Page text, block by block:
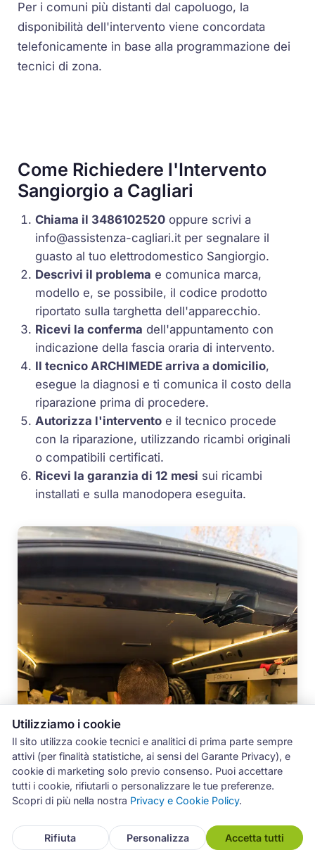
Per i comuni più distanti dal capoluogo, la
disponibilità dell'intervento viene concordata
telefonicamente in base alla programmazione dei
tecnici di zona.
Come Richiedere l'Intervento
Sangiorgio a Cagliari
Chiama il 3486102520 oppure scrivi a
info@assistenza-cagliari.it per segnalare il
guasto al tuo elettrodomestico Sangiorgio.
Descrivi il problema e comunica marca,
modello e, se possibile, il codice prodotto
riportato sulla targhetta dell'apparecchio.
Ricevi la conferma dell'appuntamento con
indicazione della fascia oraria di intervento.
Il tecnico ARCHIMEDE arriva a domicilio,
esegue la diagnosi e ti comunica il costo della
riparazione prima di procedere.
Autorizza l'intervento e il tecnico procede
con la riparazione, utilizzando ricambi originali
o compatibili certificati.
Ricevi la garanzia di 12 mesi sui ricambi
installati e sulla manodopera eseguita.
Utilizziamo i cookie
Il sito utilizza cookie tecnici e analitici di prima parte sempre
attivi (per finalità statistiche, ai sensi del Garante Privacy), e
cookie di marketing solo previo consenso. Puoi accettare
tutti i cookie, rifiutarli o personalizzare le tue preferenze.
Scopri di più nella nostra Privacy e Cookie Policy.
Rifiuta Personalizza Accetta tutti